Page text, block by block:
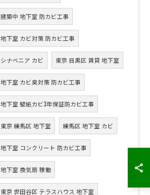
建築中 地下室 防カビ工事
地下室 カビ対策 防カビ工事
シナベニア カビ 東京 目黒区 賃貸 地下室
地下室 カビ臭対策 防カビ工事
地下室 壁紙カビ3年保証防カビ工事
東京 練馬区 地下室 練馬区 地下室 カビ
地下室 コンクリート 防カビ工事
地下室 換気扇 稼働
東京 世田谷区 テラスハウス 地下室